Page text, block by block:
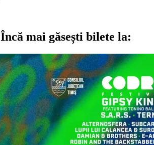
Încă mai găsești bilete la: